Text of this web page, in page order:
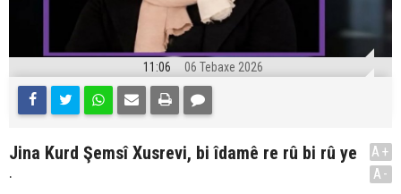
11:06 06 Tebaxe 2026
Jina Kurd Şemsî Xusrevi, bi îdamê re rû bi rû ye
.
A+
A-